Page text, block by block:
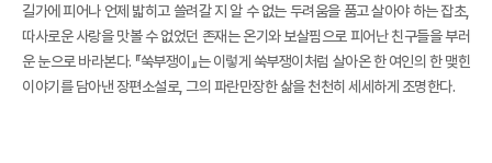
길가에 피어나 언제 밟히고 쓸려갈 지 알 수 없는 두려움을 품고 살아야 하는 잡초,
따사로운 사랑을 맛볼 수 없었던 존재는 온기와 보살핌으로 피어난 친구들을 부러
운 눈으로 바라본다. 『쑥부쟁이』는 이렇게 쑥부쟁이처럼 살아온 한 여인의 한 맺힌
이야기를 담아낸 장편소설로, 그의 파란만장한 삶을 천천히 세세하게 조명한다.